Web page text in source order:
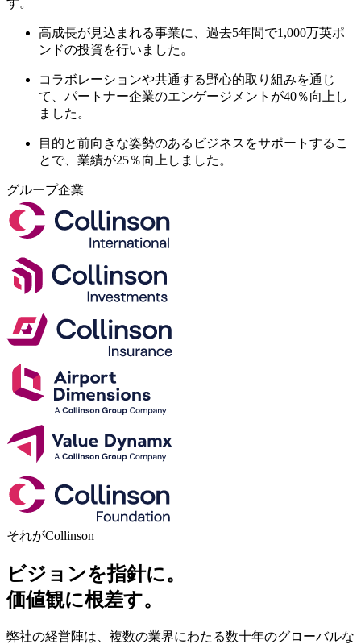
す。
高成長が見込まれる事業に、過去5年間で1,000万英ポ
ンドの投資を行いました。
コラボレーションや共通する野心的取り組みを通じ
て、パートナー企業のエンゲージメントが40％向上し
ました。
目的と前向きな姿勢のあるビジネスをサポートするこ
とで、業績が25％向上しました。
グループ企業
それがCollinson
ビジョンを指針に。
価値観に根差す。
弊社の経営陣は、複数の業界にわたる数十年のグローバルな